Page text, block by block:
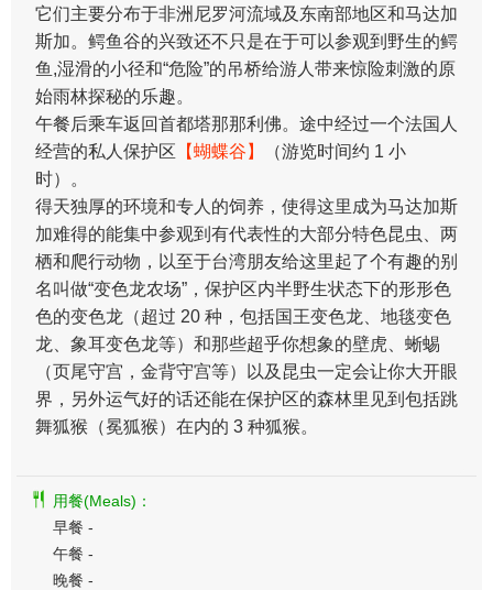
它们主要分布于非洲尼罗河流域及东南部地区和马达加
斯加。鳄鱼谷的兴致还不只是在于可以参观到野生的鳄
鱼,湿滑的小径和“危险”的吊桥给游人带来惊险刺激的原
始雨林探秘的乐趣。
午餐后乘车返回首都塔那那利佛。途中经过一个法国人
经营的私人保护区 【蝴蝶谷】
（游览时间约 1 小
时）。
得天独厚的环境和专人的饲养，使得这里成为马达加斯
加难得的能集中参观到有代表性的大部分特色昆虫、两
栖和爬行动物，以至于台湾朋友给这里起了个有趣的别
名叫做“变色龙农场”，保护区内半野生状态下的形形色
色的变色龙（超过 20 种，包括国王变色龙、地毯变色
龙、象耳变色龙等）和那些超乎你想象的壁虎、蜥蜴
（页尾守宫，金背守宫等）以及昆虫一定会让你大开眼
界，另外运气好的话还能在保护区的森林里见到包括跳
舞狐猴（冕狐猴）在内的 3 种狐猴。
用餐(Meals)：
早餐 -
午餐 -
晚餐 -